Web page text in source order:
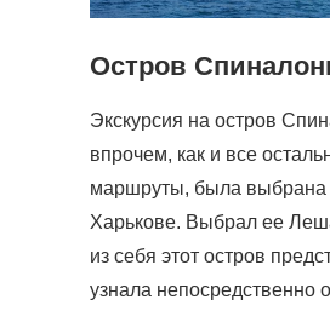
Остров
Экскурсия на остров
впрочем, как и все
маршруты, была
Харькове. Выбрал ее
из себя этот остров
узнала непосредственно